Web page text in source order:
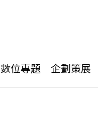
數位專題 企劃策展